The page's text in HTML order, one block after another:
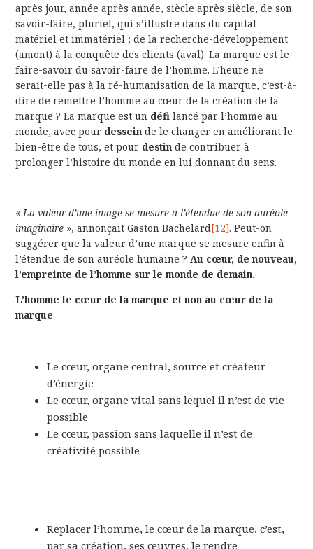
après jour, année après année, siècle après siècle, de son
savoir-faire, pluriel, qui s’illustre dans du capital
matériel et immatériel ; de la recherche-développement
(amont) à la conquête des clients (aval). La marque est le
faire-savoir du savoir-faire de l’homme. L’heure ne
serait-elle pas à la ré-humanisation de la marque, c’est-à-
dire de remettre l’homme au cœur de la création de la
marque ? La marque est un défi lancé par l’homme au
monde, avec pour desseinde le changer en améliorant le
bien-être de tous, et pour destinde contribuer à
prolonger l’histoire du monde en lui donnant du sens.
« La valeur d’une image se mesure à l’étendue de son auréole
imaginaire », annonçait Gaston Bachelard[12]. Peut-on
suggérer que la valeur d’une marque se mesure enfin à
l’étendue de son auréole humaine ? Au cœur, de nouveau,
l’empreinte de l’homme sur le monde de demain.
L’homme le cœur de la marque et non au cœur de la
marque
Le cœur, organe central, source et créateur
d’énergie
Le cœur, organe vital sans lequel il n’est de vie
possible
Le cœur, passion sans laquelle il n’est de
créativité possible
Replacer l’homme, le cœur de la marque, c’est,
par sa création, ses œuvres, le rendre